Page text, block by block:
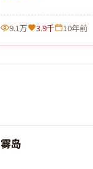
9.1万 3.9千 10年前
最新
雾岛